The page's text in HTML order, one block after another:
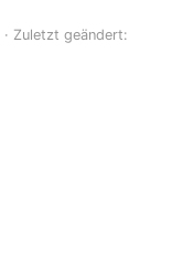
· Zuletzt geändert: